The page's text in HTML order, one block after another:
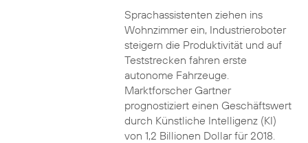
Sprachassistenten ziehen ins
Wohnzimmer ein, Industrieroboter
steigern die Produktivität und auf
Teststrecken fahren erste
autonome Fahrzeuge.
Marktforscher Gartner
prognostiziert einen Geschäftswert
durch Künstliche Intelligenz (KI)
von 1,2 Billionen Dollar für 2018.